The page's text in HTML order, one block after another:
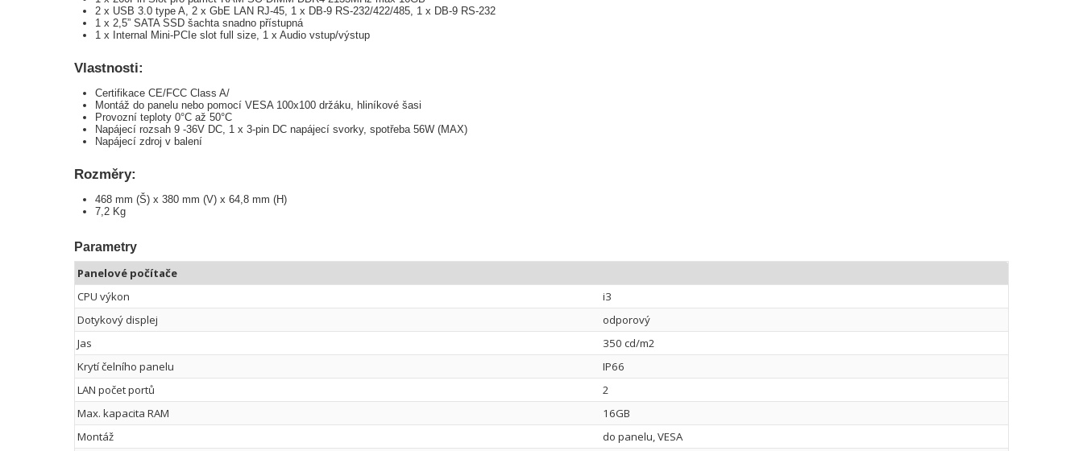
2 x USB 3.0 type A, 2 x GbE LAN RJ-45, 1 x DB-9 RS-232/422/485, 1 x DB-9 RS-232
1 x 2,5” SATA SSD šachta snadno přístupná
1 x Internal Mini-PCIe slot full size, 1 x Audio vstup/výstup
Vlastnosti:
Certifikace CE/FCC Class A/
Montáž do panelu nebo pomocí VESA 100x100 držáku, hliníkové šasi
Provozní teploty 0°C až 50°C
Napájecí rozsah 9 -36V DC, 1 x 3-pin DC napájecí svorky, spotřeba 56W (MAX)
Napájecí zdroj v balení
Rozměry:
468 mm (Š) x 380 mm (V) x 64,8 mm (H)
7,2 Kg
Parametry
Panelové počítače
CPU výkon
i3
Dotykový displej
odporový
Jas
350 cd/m2
Krytí čelního panelu
IP66
LAN počet portů
2
Max. kapacita RAM
16GB
Montáž
do panelu, VESA